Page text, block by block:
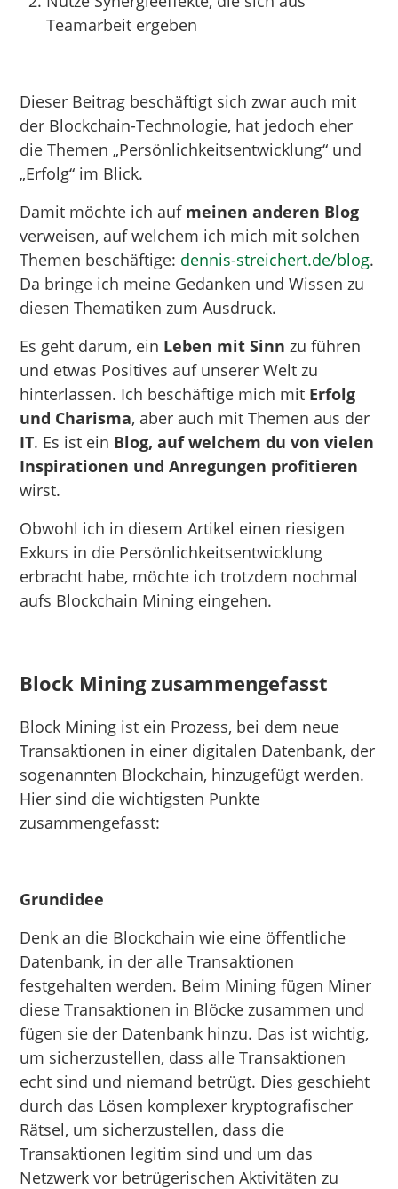
Teamarbeit ergeben
Dieser Beitrag beschäftigt sich zwar auch mit
der Blockchain-Technologie, hat jedoch eher
die Themen „Persönlichkeitsentwicklung“ und
„Erfolg“ im Blick.
Damit möchte ich auf meinen anderen Blog
verweisen, auf welchem ich mich mit solchen
Themen beschäftige: dennis-streichert.de/blog.
Da bringe ich meine Gedanken und Wissen zu
diesen Thematiken zum Ausdruck.
Es geht darum, ein Leben mit Sinn zu führen
und etwas Positives auf unserer Welt zu
hinterlassen. Ich beschäftige mich mit Erfolg
und Charisma, aber auch mit Themen aus der
IT. Es ist ein Blog, auf welchem du von vielen
Inspirationen und Anregungen profitieren
wirst.
Obwohl ich in diesem Artikel einen riesigen
Exkurs in die Persönlichkeitsentwicklung
erbracht habe, möchte ich trotzdem nochmal
aufs Blockchain Mining eingehen.
Block Mining zusammengefasst
Block Mining ist ein Prozess, bei dem neue
Transaktionen in einer digitalen Datenbank, der
sogenannten Blockchain, hinzugefügt werden.
Hier sind die wichtigsten Punkte
zusammengefasst:
Grundidee
Denk an die Blockchain wie eine öffentliche
Datenbank, in der alle Transaktionen
festgehalten werden. Beim Mining fügen Miner
diese Transaktionen in Blöcke zusammen und
fügen sie der Datenbank hinzu. Das ist wichtig,
um sicherzustellen, dass alle Transaktionen
echt sind und niemand betrügt. Dies geschieht
durch das Lösen komplexer kryptografischer
Rätsel, um sicherzustellen, dass die
Transaktionen legitim sind und um das
Netzwerk vor betrügerischen Aktivitäten zu